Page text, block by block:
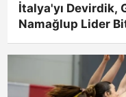
İtalya'yı Devirdik,
Namağlup Lider